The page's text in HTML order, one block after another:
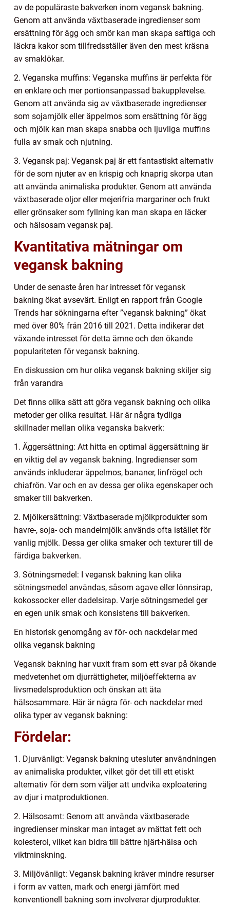
av de populäraste bakverken inom vegansk bakning.
Genom att använda växtbaserade ingredienser som
ersättning för ägg och smör kan man skapa saftiga och
läckra kakor som tillfredsställer även den mest kräsna
av smaklökar.
2. Veganska muffins: Veganska muffins är perfekta för
en enklare och mer portionsanpassad bakupplevelse.
Genom att använda sig av växtbaserade ingredienser
som sojamjölk eller äppelmos som ersättning för ägg
och mjölk kan man skapa snabba och ljuvliga muffins
fulla av smak och njutning.
3. Vegansk paj: Vegansk paj är ett fantastiskt alternativ
för de som njuter av en krispig och knaprig skorpa utan
att använda animaliska produkter. Genom att använda
växtbaserade oljor eller mejerifria margariner och frukt
eller grönsaker som fyllning kan man skapa en läcker
och hälsosam vegansk paj.
Kvantitativa mätningar om
vegansk bakning
Under de senaste åren har intresset för vegansk
bakning ökat avsevärt. Enligt en rapport från Google
Trends har sökningarna efter ”vegansk bakning” ökat
med över 80% från 2016 till 2021. Detta indikerar det
växande intresset för detta ämne och den ökande
populariteten för vegansk bakning.
En diskussion om hur olika vegansk bakning skiljer sig
från varandra
Det finns olika sätt att göra vegansk bakning och olika
metoder ger olika resultat. Här är några tydliga
skillnader mellan olika veganska bakverk:
1. Äggersättning: Att hitta en optimal äggersättning är
en viktig del av vegansk bakning. Ingredienser som
används inkluderar äppelmos, bananer, linfrögel och
chiafrön. Var och en av dessa ger olika egenskaper och
smaker till bakverken.
2. Mjölkersättning: Växtbaserade mjölkprodukter som
havre-, soja- och mandelmjölk används ofta istället för
vanlig mjölk. Dessa ger olika smaker och texturer till de
färdiga bakverken.
3. Sötningsmedel: I vegansk bakning kan olika
sötningsmedel användas, såsom agave eller lönnsirap,
kokossocker eller dadelsirap. Varje sötningsmedel ger
en egen unik smak och konsistens till bakverken.
En historisk genomgång av för- och nackdelar med
olika vegansk bakning
Vegansk bakning har vuxit fram som ett svar på ökande
medvetenhet om djurrättigheter, miljöeffekterna av
livsmedelsproduktion och önskan att äta
hälsosammare. Här är några för- och nackdelar med
olika typer av vegansk bakning:
Fördelar:
1. Djurvänligt: Vegansk bakning utesluter användningen
av animaliska produkter, vilket gör det till ett etiskt
alternativ för dem som väljer att undvika exploatering
av djur i matproduktionen.
2. Hälsosamt: Genom att använda växtbaserade
ingredienser minskar man intaget av mättat fett och
kolesterol, vilket kan bidra till bättre hjärt-hälsa och
viktminskning.
3. Miljövänligt: Vegansk bakning kräver mindre resurser
i form av vatten, mark och energi jämfört med
konventionell bakning som involverar djurprodukter.